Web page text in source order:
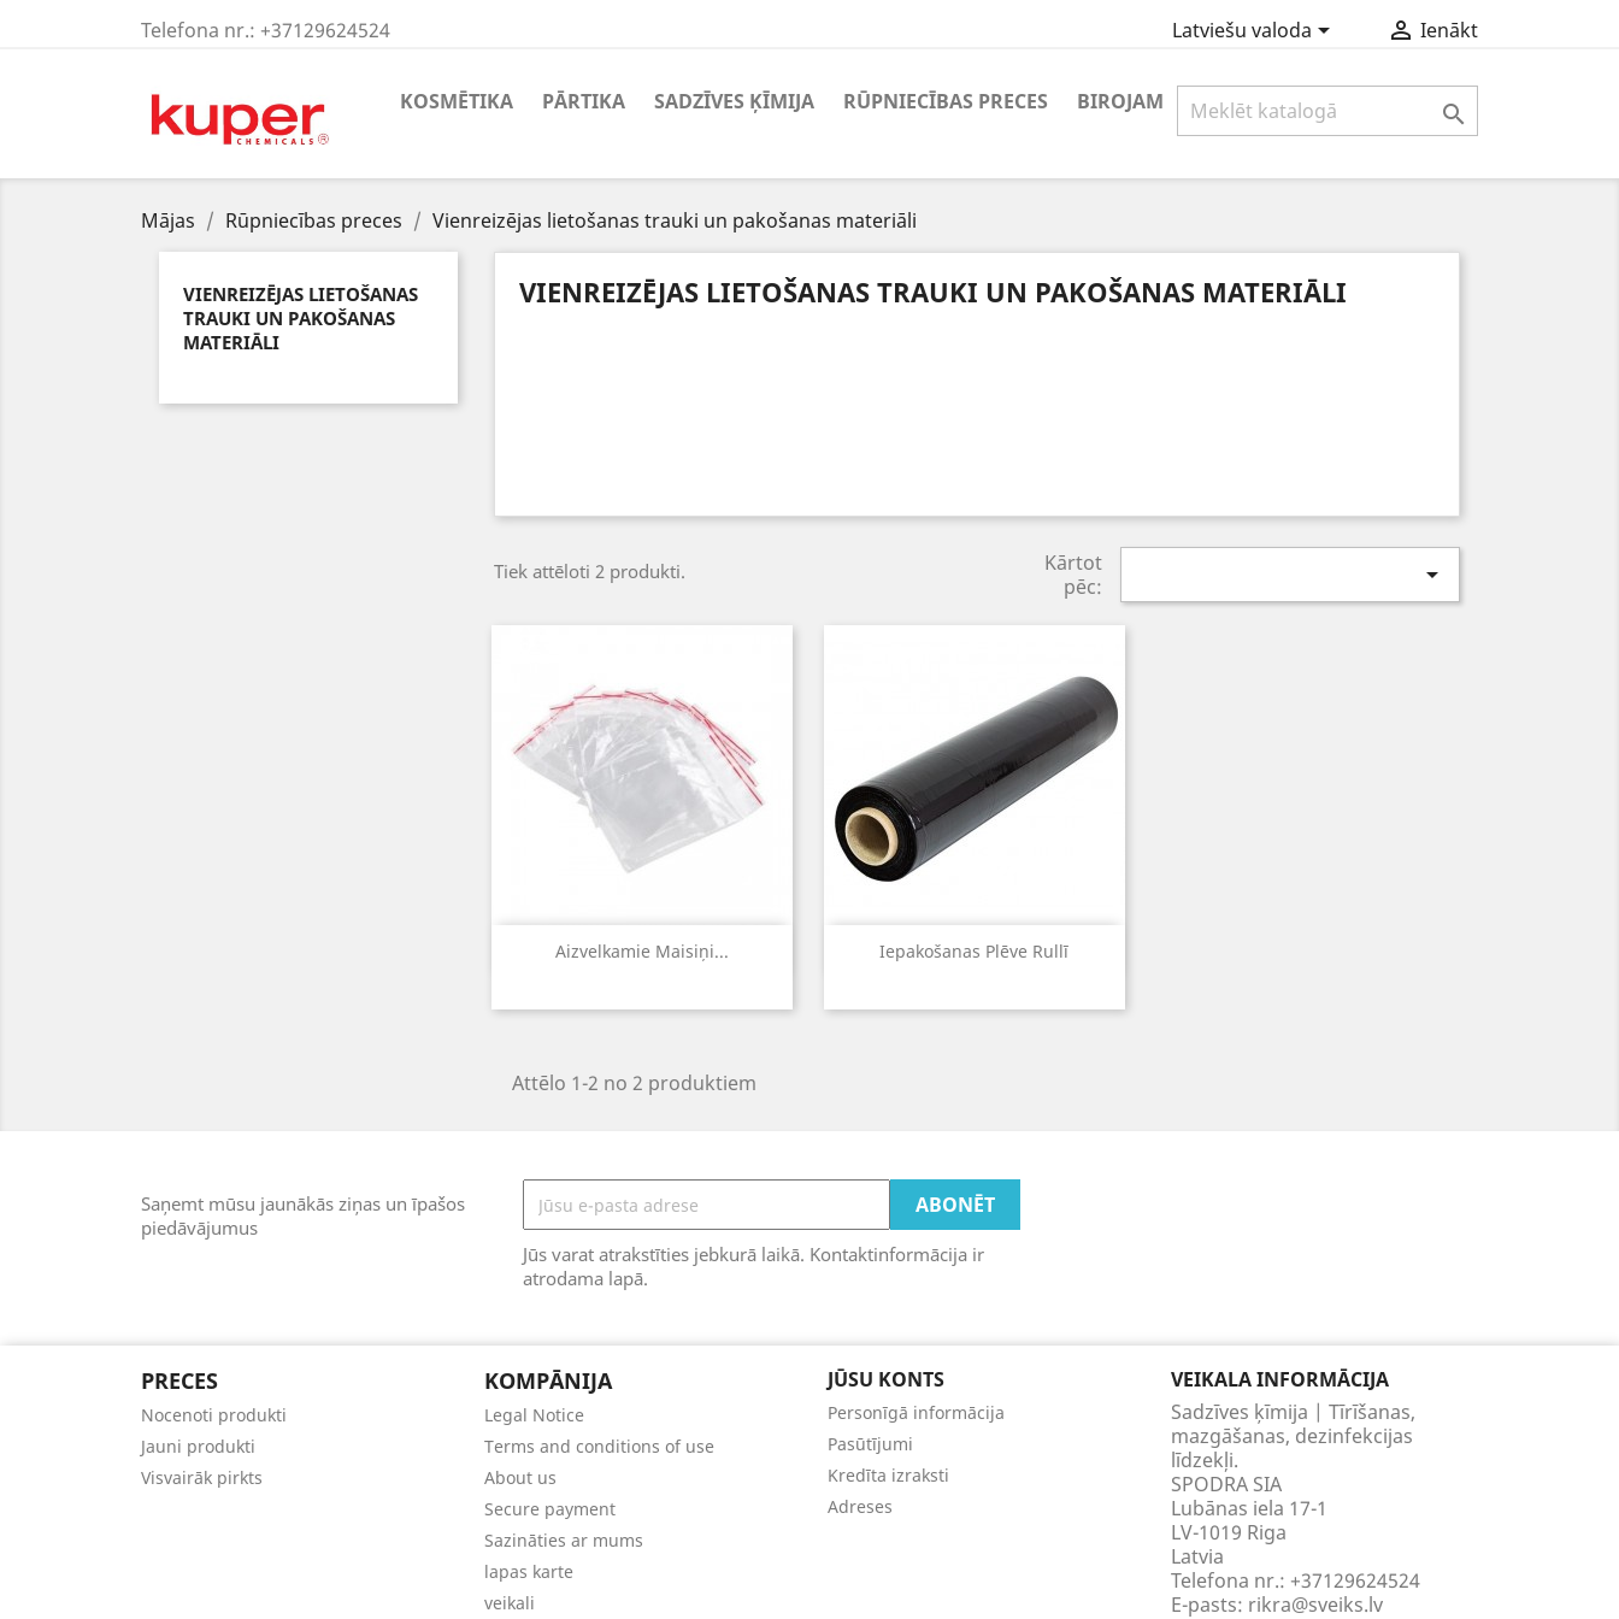
Telefona nr.: +37129624524 Latviešu valoda  Ienākt
KOSMĒTIKA PĀRTIKA SADZĪVES ĶĪMIJA RŪPNIECĪBAS PRECES BIROJAM 
Mājas Rūpniecības preces Vienreizējas lietošanas trauki un pakošanas materiāli
VIENREIZĒJAS LIETOŠANAS
TRAUKI UN PAKOŠANAS
MATERIĀLI
VIENREIZĒJAS LIETOŠANAS TRAUKI UN PAKOŠANAS MATERIĀLI
Tiek attēloti 2 produkti.
Kārtot
pēc:

Aizvelkamie Maisiņi...
Īss ieskats Iepakošanas Plēve Rullī
Īss ieskats
Attēlo 1-2 no 2 produktiem
Saņemt mūsu jaunākās ziņas un īpašos
piedāvājumus
Jūs varat atrakstīties jebkurā laikā. Kontaktinformācija ir
atrodama lapā.
PRECES
Nocenoti produkti
Jauni produkti
Visvairāk pirkts
KOMPĀNIJA
Legal Notice
Terms and conditions of use
About us
Secure payment
Sazināties ar mums
lapas karte
veikali
JŪSU KONTS
Personīgā informācija
Pasūtījumi
Kredīta izraksti
Adreses
VEIKALA INFORMĀCIJA
Sadzīves ķīmija | Tīrīšanas,
mazgāšanas, dezinfekcijas
līdzekļi.
SPODRA SIA
Lubānas iela 17-1
LV-1019 Riga
Latvia
Telefona nr.: +37129624524
E-pasts: rikra@sveiks.lv